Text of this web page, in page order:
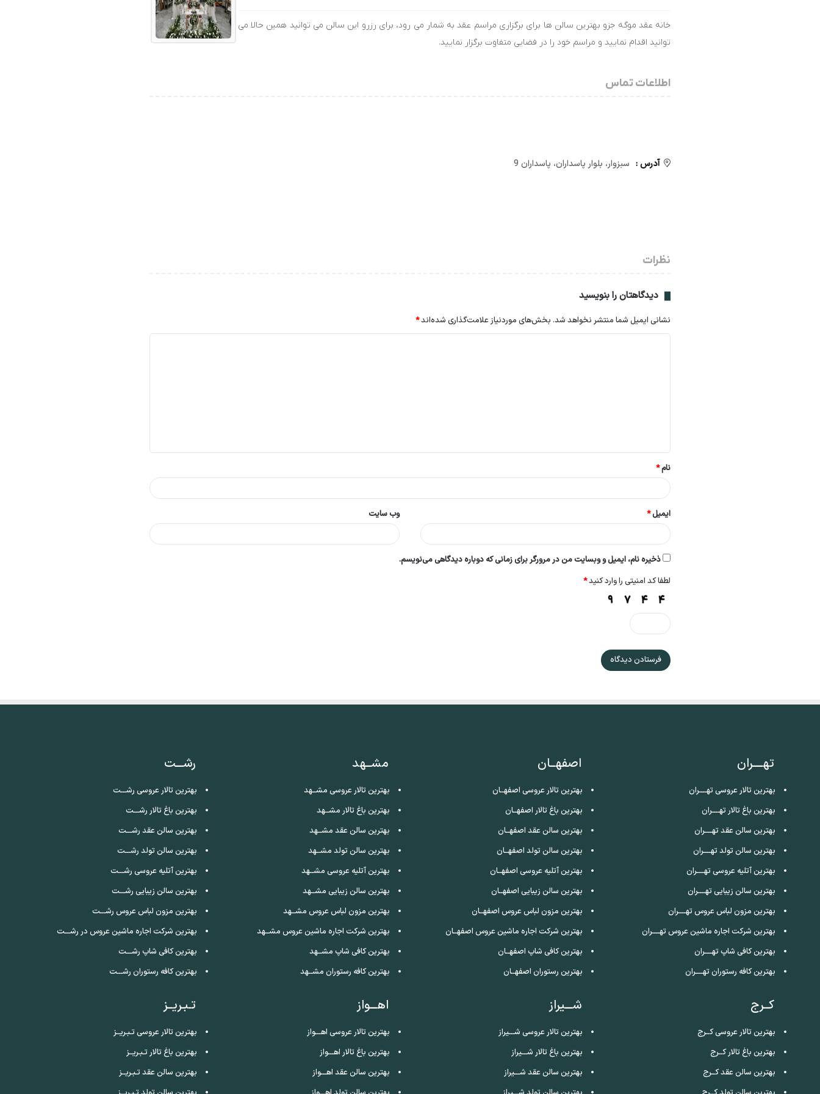
خانه عقد موگه جزو بهترین سالن ها برای برگزاری مراسم عقد به شمار می رود، برای رزرو این سالن می توانید همین حالا می
توانید اقدام نمایید و مراسم خود را در فضایی متفاوت برگزار نمایید.
اطلاعات تماس
آدرس : سبزوار، بلوار پاسداران، پاسداران 9
نظرات
دیدگاهتان را بنویسید
نشانی ایمیل شما منتشر نخواهد شد. بخش‌های موردنیاز علامت‌گذاری شده‌اند*
*
نام*
ایمیل* وب‌ سایت
ذخیره نام، ایمیل و وبسایت من در مرورگر برای زمانی که دوباره دیدگاهی می‌نویسم.
لطفا کد امنیتی را وارد کنید*
تهــــران
بهترین تالار عروسی تهــــران
بهترین باغ تالار تهــــران
بهترین سالن عقد تهــــران
بهترین سالن تولد تهــــران
بهترین آتلیه عروسی تهــــران
بهترین سالن زیبایی تهــــران
بهترین مزون لباس عروس تهــــران
بهترین شرکت اجاره ماشین عروس تهــــران
بهترین کافی شاپ تهــــران
بهترین کافه رستوران تهــــران
کــرج
بهترین تالار عروسی کــرج
بهترین باغ تالار کــرج
بهترین سالن عقد کــرج
اصفهــان
بهترین تالار عروسی اصفهــان
بهترین باغ تالار اصفهــان
بهترین سالن عقد اصفهــان
بهترین سالن تولد اصفهــان
بهترین آتلیه عروسی اصفهــان
بهترین سالن زیبایی اصفهــان
بهترین مزون لباس عروس اصفهــان
بهترین شرکت اجاره ماشین عروس اصفهــان
بهترین کافی شاپ اصفهــان
بهترین رستوران اصفهــان
شـــیراز
بهترین تالار عروسی شـــیراز
بهترین باغ تالار شـــیراز
بهترین سالن عقد شـــیراز
مشــهد
بهترین تالار عروسی مشــهد
بهترین باغ تالار مشــهد
بهترین سالن عقد مشــهد
بهترین سالن تولد مشــهد
بهترین آتلیه عروسی مشــهد
بهترین سالن زیبایی مشــهد
بهترین مزون لباس عروس مشــهد
بهترین شرکت اجاره ماشین عروس مشــهد
بهترین کافی شاپ مشــهد
بهترین کافه رستوران مشــهد
اهـــواز
بهترین تالار عروسی اهـــواز
بهترین باغ تالار اهـــواز
بهترین سالن عقد اهـــواز
رشـــت
بهترین تالار عروسی رشـــت
بهترین باغ تالار رشـــت
بهترین سالن عقد رشـــت
بهترین سالن تولد رشـــت
بهترین آتلیه عروسی رشـــت
بهترین سالن زیبایی رشـــت
بهترین مزون لباس عروس رشـــت
بهترین شرکت اجاره ماشین عروس در رشـــت
بهترین کافی شاپ رشـــت
بهترین کافه رستوران رشـــت
تـبـریــز
بهترین تالار عروسی تـبـریــز
بهترین باغ تالار تـبـریــز
بهترین سالن عقد تـبـریــز